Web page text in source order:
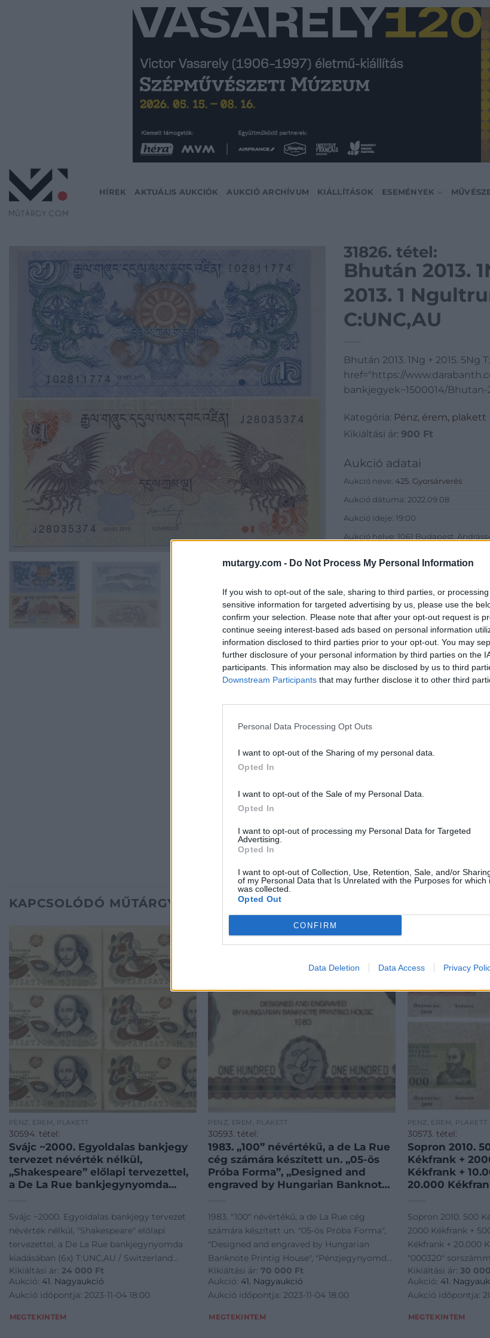
mutargy.com - Do Not Process My Personal Information
If you wish to opt-out of the sale, sharing to third parties, or
sensitive information for targeted advertising by us, please use the
confirm your selection. Please note that after your opt-out request is
continue seeing interest-based ads based on personal information
information disclosed to third parties prior to your opt-out. You may
further disclosure of your personal information by third parties on the
participants. This information may also be disclosed by us to third
Downstream Participants that may further disclose it to other third
Personal Data Processing Opt Outs
I want to opt-out of the Sharing of my personal data.
Opted In
I want to opt-out of the Sale of my Personal Data.
Opted In
I want to opt-out of processing my Personal Data for Targeted
Advertising.
Opted In
I want to opt-out of Collection, Use, Retention, Sale, and/or
of my Personal Data that Is Unrelated with the Purposes for which
was collected.
Opted Out
CONFIRM
Data Deletion Data Access Privacy
HÍREK AKTUÁLIS AUKCIÓK AUKCIÓ ARCHÍVUM KIÁLLÍTÁSOK ESEMÉNYEK
31826. tétel:
Bhután 2013.
2013. 1
C:UNC,AU
Bhután 2013. 1Ng + 2015. 5Ng
href="https://
bankjegyek~1500014/Bhutan-
Kategória: Pénz, érem, plakett
Kikiáltási ár: 900 Ft
Aukció adatai
Aukció neve: 425. Gyorsárverés
Aukció dátuma: 2022.09.08
Aukció ideje: 19:00
Aukció helye: 1061 Budapest,
Eladó adatai
Bemutatkozás: A tételek a leütési ár
személyesen veszik át, a vevő a
GALÉRIA TOVÁBBI
KAPCSOLÓDÓ MŰTÁRGYAK
PÉNZ, ÉREM, PLAKETT
30594. tétel:
Svájc ~2000. Egyoldalas bankjegy
tervezet névérték nélkül,
„Shakespeare” előlapi tervezettel,
a De La Rue bankjegynyomda
banknote without value, with
„Shakespeare” as an obverse draft,
made by t
Svájc ~2000. Egyoldalas bankjegy tervezet
névérték nélkül, "Shakespeare" előlapi
tervezettel, a De La Rue bankjegynyomda
kiadásában (6x) T:UNC,AU / Switzerland
~2000. One-sided test banknote without
value, with "Shakespeare" as an obverse
draft, made by t
Kikiáltási ár: 24 000 Ft
Aukció: 41. Nagyaukció
Aukció időpontja: 2023-11-04 18:00
MEGTEKINTEM
PÉNZ, ÉREM, PLAKETT
30593. tétel:
1983. „100” névértékű, a de La Rue
cég számára készített un. „05-ös
Próba Forma”, „Designed and
engraved by Hungarian Banknote
mappában T:UNC / Hungary 1983.
„100” denomination, made for the
„de La
1983. "100" névértékű, a de La Rue cég
számára készített un. "05-ös Próba Forma",
"Designed and engraved by Hungarian
Banknote Printig House", "Pénzjegynyomda
Részvénytársaság" karton mappában T:UNC
/ Hungary 1983. "100" denomination, made
for the "de La
Kikiáltási ár: 70 000 Ft
Aukció: 41. Nagyaukció
Aukció időpontja: 2023-11-04 18:00
MEGTEKINTEM
PÉNZ, ÉREM, PLAKETT
30573. tétel:
Sopron 2010.
Kékfrank +
Kékfrank +
20.000
bankjegy az
Sopron 2010. 500
2000 Kékfrank +
Kékfrank + 20.000
"000320"
teljes sor, minden
kibocsátáskori
Hung
Kikiáltási ár: 30 000
Aukció: 41.
Aukció időpontja:
MEGTEKINTEM